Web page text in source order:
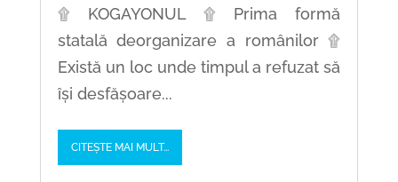
۩ KOGAYONUL ۩ Prima formă
statală deorganizare a românilor ۩
Există un loc unde timpul a refuzat să
își desfășoare...
CITEȘTE MAI MULT...